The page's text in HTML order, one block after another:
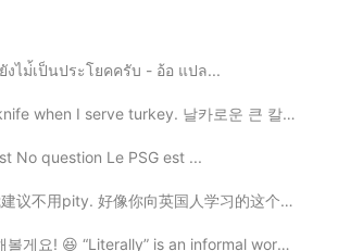
2020.11.02 00:19
ไม่้เป็นประโยคครับ - อ้อ แปล...
I serve turkey. 날카로운 큰 칼 A shar...
No question Le PSG est ...
人学习的这个😂 这个短语也不常用，换成oh no或o...
! 😆 “Literally” is an informal word used...